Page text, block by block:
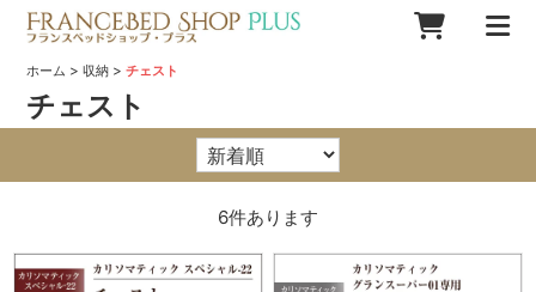
ホーム >収納 >チェスト
チェスト
6件あります